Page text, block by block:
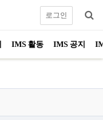
IMS 활동 IMS 공지
로그인